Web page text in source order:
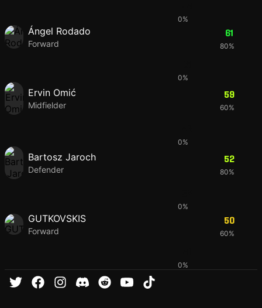
0%
Ángel Rodado
Forward
61
80%
0%
Ervin Omić
Midfielder
59
60%
0%
Bartosz Jaroch
Defender
52
80%
0%
GUTKOVSKIS
Forward
50
60%
0%